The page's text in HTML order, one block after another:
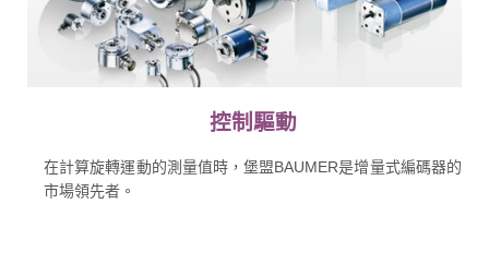
控制驅動
在計算旋轉運動的測量值時，堡盟BAUMER是增量式編碼器的
市場領先者。